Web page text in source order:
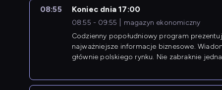
08:55 Koniec dnia 17:00
08:55 - 09:55
magazyn ekonomiczny
Codzienny popołudniowy program
najważniejsze informacje biznesowe.
głównie polskiego rynku. Nie zabraknie